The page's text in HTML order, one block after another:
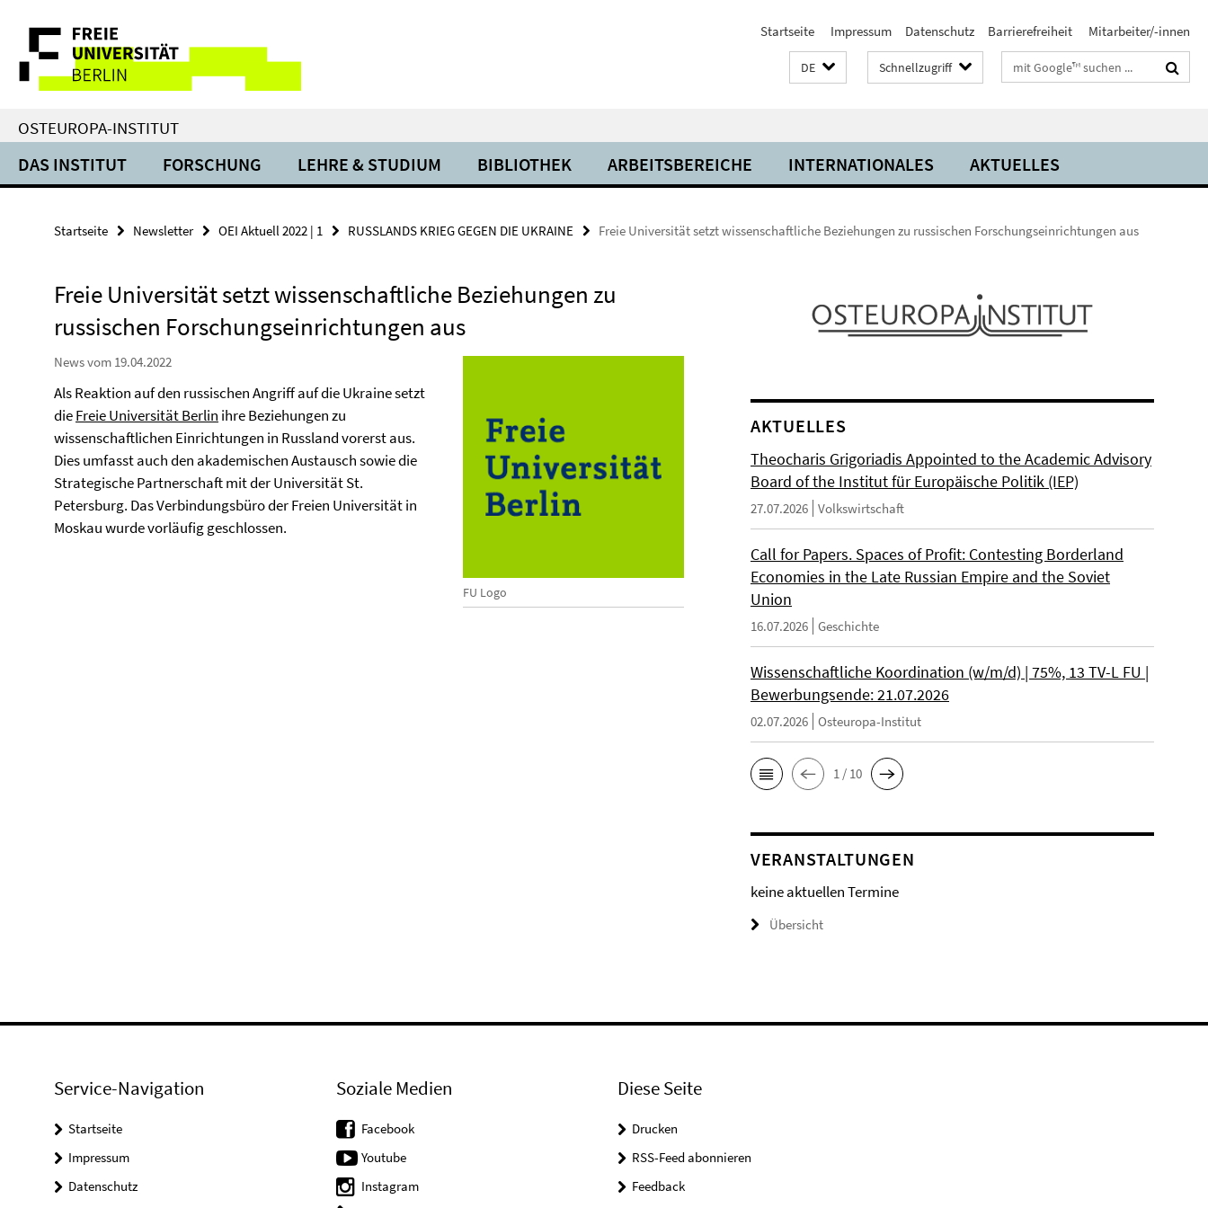
direkt
Inhalt
Service-
Navigation
Startseite Impressum Datenschutz Barrierefreiheit Mitarbeiter/-innen
DE Schnellzugriff Suchbegriffe
OSTEUROPA-INSTITUT
DAS INSTITUT FORSCHUNG LEHRE & STUDIUM BIBLIOTHEK ARBEITSBEREICHE INTERNATIONALES AKTUELLES
Startseite Newsletter OEI Aktuell 2022 | 1 RUSSLANDS KRIEG GEGEN DIE UKRAINE Freie Universität setzt wissenschaftliche Beziehungen zu russischen Forschungseinrichtungen aus
Freie Universität setzt wissenschaftliche Beziehungen zu
russischen Forschungseinrichtungen aus
FU Logo
News vom 19.04.2022
Als Reaktion auf den russischen Angriff auf die Ukraine setzt
dieFreie Universität Berlin ihre Beziehungen zu
wissenschaftlichen Einrichtungen in Russland vorerst aus.
Dies umfasst auch den akademischen Austausch sowie die
Strategische Partnerschaft mit der Universität St.
Petersburg. Das Verbindungsbüro der Freien Universität in
Moskau wurde vorläufig geschlossen.
AKTUELLES
Theocharis Grigoriadis Appointed to the Academic Advisory
Board of the Institut für Europäische Politik (IEP)
27.07.2026 Volkswirtschaft
Call for Papers. Spaces of Profit: Contesting Borderland
Economies in the Late Russian Empire and the Soviet
Union
16.07.2026 Geschichte
Wissenschaftliche Koordination (w/m/d) | 75%, 13 TV-L FU |
Bewerbungsende: 21.07.2026
02.07.2026 Osteuropa-Institut
1 / 10
VERANSTALTUNGEN
keine aktuellen Termine
Übersicht
Service-Navigation
Startseite
Impressum
Datenschutz
Soziale Medien
Facebook
Youtube
Instagram
Diese Seite
Drucken
RSS-Feed abonnieren
Feedback